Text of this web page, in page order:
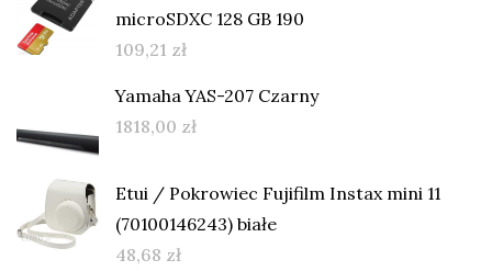
microSDXC 128 GB 190
109,21 zł
Yamaha YAS-207 Czarny
1818,00 zł
Etui / Pokrowiec Fujifilm Instax mini 11
(70100146243) białe
48,68 zł